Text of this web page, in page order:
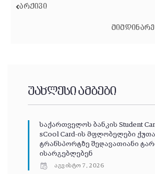
ᲐᲠᲥᲘᲕᲘ
უახლესი ამბები
საქართველოს ბანკის Student
sCool Card-ის მფლობელები
ტრანსპორტზე შეღავათიანი
ისარგებლებენ
აგვისტო 7, 2026